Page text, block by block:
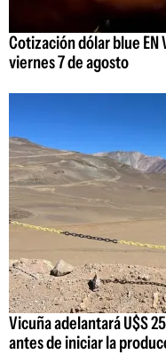
Cotización dólar blue EN
viernes 7 de agosto
Vicuña adelantará U$S
antes de iniciar la